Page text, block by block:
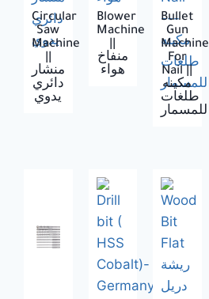
Circular
Saw
Machine
منشار
دائري
يدوي
Blower
Machine
منفاخ
هواء
Bullet
Gun
Machine
For
Nail ||
مكينه
طلغات
للمسمار